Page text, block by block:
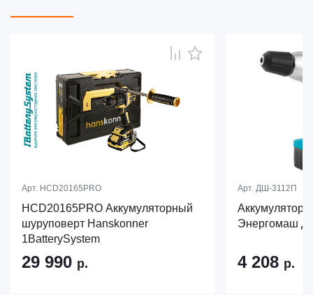
Арт. HCD20165PRO
HCD20165PRO Аккумуляторный
шуруповерт Hanskonner
1BatterySystem
29 990 р.
Арт. ДШ-3112П
Энергомаш
4 208 р.